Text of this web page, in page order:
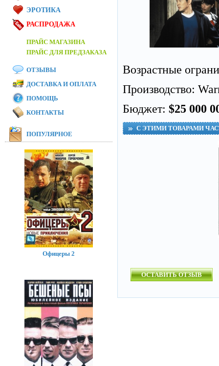
Возрастные
Производство:
Бюджет: $25 000
С ЭТИМИ ТОВАРАМИ
ОСТАВИТЬ ОТЗЫВ
ЭРОТИКА
РАСПРОДАЖА
ПРАЙС МАГАЗИНА
ПРАЙС ДЛЯ ПРЕДЗАКАЗА
ОТЗЫВЫ
ДОСТАВКА И ОПЛАТА
ПОМОЩЬ
КОНТАКТЫ
ПОПУЛЯРНОЕ
Офицеры 2